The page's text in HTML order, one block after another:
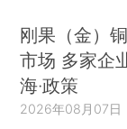
刚果（金）
市场 多家企
海·政策
2026年08月07日